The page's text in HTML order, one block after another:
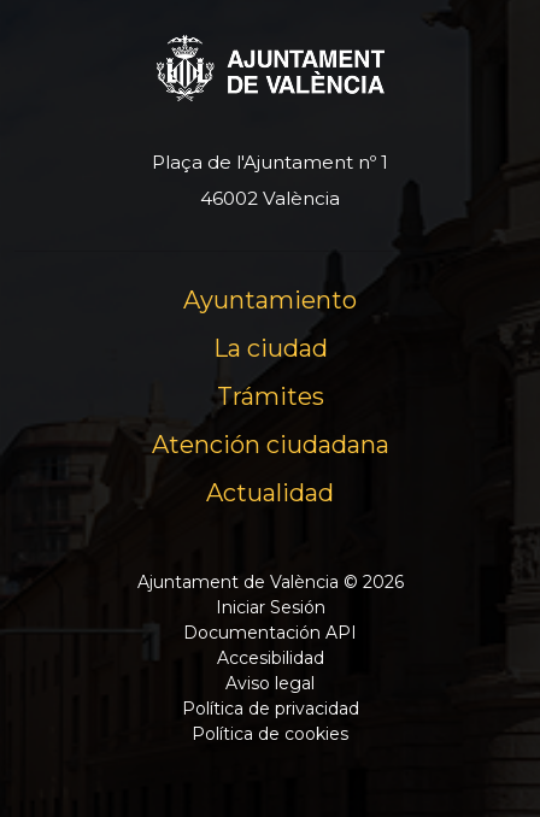
Plaça de l'Ajuntament nº 1
46002 València
Ayuntamiento
La ciudad
Trámites
Atención ciudadana
Actualidad
Ajuntament de València © 2026
Iniciar Sesión
Documentación API
Accesibilidad
Aviso legal
Política de privacidad
Política de cookies